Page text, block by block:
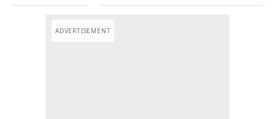
ADVERTISEMENT